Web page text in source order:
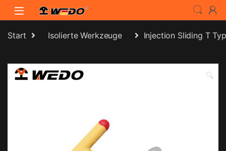
Skip to navigation
Skip to content
Start Isolierte Werkzeuge Injection Sliding T
🔍